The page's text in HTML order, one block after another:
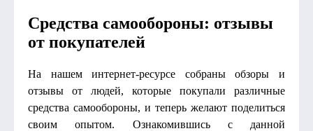
Средства самообороны: отзывы
от покупателей
На нашем интернет-ресурсе собраны обзоры и
отзывы от людей, которые покупали различные
средства самообороны, и теперь желают поделиться
своим опытом. Ознакомившись с данной